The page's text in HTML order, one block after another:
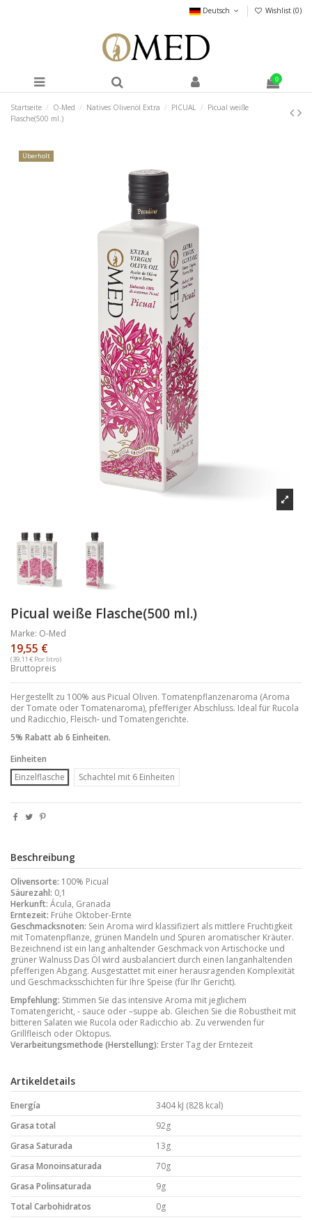
Deutsch Wishlist (0)
0
Startseite O-Med Natives Olivenöl Extra PICUAL
Picual weiße
Flasche(500 ml.)
Überholt
Picual weiße Flasche(500 ml.)
Marke: O-Med
19,55 €
(39,11 € Por litro)
Bruttopreis
Hergestellt zu 100% aus Picual Oliven. Tomatenpflanzenaroma (Aroma
der Tomate oder Tomatenaroma), pfefferiger Abschluss. Ideal für Rucola
und Radicchio, Fleisch- und Tomatengerichte.
5% Rabatt ab 6 Einheiten.
Einheiten
Einzelflasche
Schachtel mit 6 Einheiten
Beschreibung
Olivensorte: 100% Picual
Säurezahl: 0,1
Herkunft: Ácula, Granada
Erntezeit: Frühe Oktober-Ernte
Geschmacksnoten: Sein Aroma wird klassifiziert als mittlere Fruchtigkeit
mit Tomatenpflanze, grünen Mandeln und Spuren aromatischer Kräuter.
Bezeichnend ist ein lang anhaltender Geschmack von Artischocke und
grüner Walnuss Das Öl wird ausbalanciert durch einen langanhaltenden
pfefferigen Abgang. Ausgestattet mit einer herausragenden Komplexität
und Geschmacksschichten für Ihre Speise (für Ihr Gericht).
Empfehlung: Stimmen Sie das intensive Aroma mit jeglichem
Tomatengericht, - sauce oder –suppe ab. Gleichen Sie die Robustheit mit
bitteren Salaten wie Rucola oder Radicchio ab. Zu verwenden für
Grillfleisch oder Oktopus.
Verarbeitungsmethode (Herstellung): Erster Tag der Erntezeit
Artikeldetails
Energía
3404 kJ (828 kcal)
Grasa total
92g
Grasa Saturada
13g
Grasa Monoinsaturada
70g
Grasa Polinsaturada
9g
Total Carbohidratos
0g